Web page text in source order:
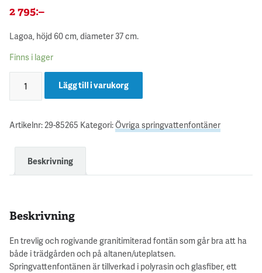
2 795:–
Lagoa, höjd 60 cm, diameter 37 cm.
Finns i lager
Lägg till i varukorg
Artikelnr:29-85265 Kategori:Övriga springvattenfontäner
Beskrivning
Beskrivning
En trevlig och rogivande granitimiterad fontän som går bra att ha
både i trädgården och på altanen/uteplatsen.
Springvattenfontänen är tillverkad i polyrasin och glasfiber, ett